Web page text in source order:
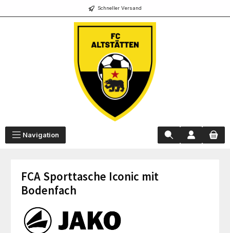
Schneller Versand
Navigation
FCA Sporttasche Iconic mit
Bodenfach